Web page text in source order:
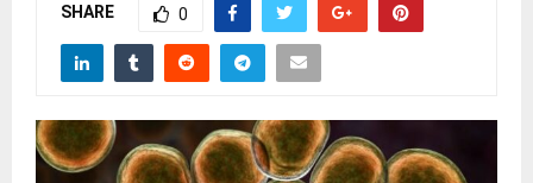
SHARE 0